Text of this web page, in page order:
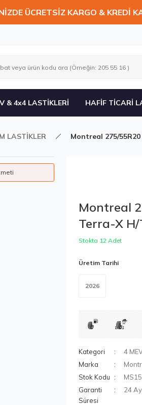
ÜCRETSİZ KARGO & KREDİ
& 4x4 LASTİKLERİ HAFİF TİCARİ
LASTİKLER Montreal 275/
Montreal
Terra-X H/
Stokta 12 Adet
Üretim Tarihi
2026
Kategori
4
Marka
Stok Kodu
MS15
Garanti
Süresi
24 Ay